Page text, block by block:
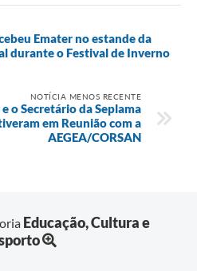
Emater no estande da
durante o Festival de Inverno
NOTÍCIA MENOS RECENTE
o Secretário da Seplama
em Reunião com a
AEGEA/CORSAN
Educação, Cultura e